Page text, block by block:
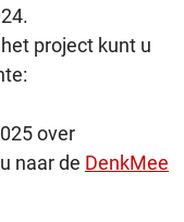
project kunt u
over
naar de DenkMee